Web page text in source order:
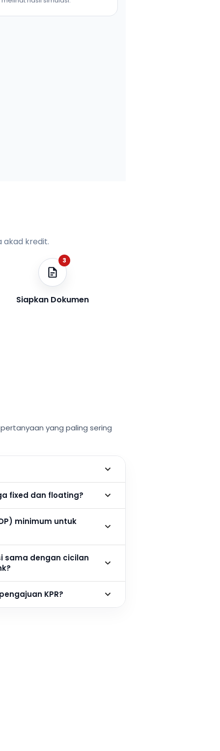
akad kredit.
3
Siapkan Dokumen
yang paling sering
fixed dan floating?
minimum untuk
sama dengan cicilan
KPR?